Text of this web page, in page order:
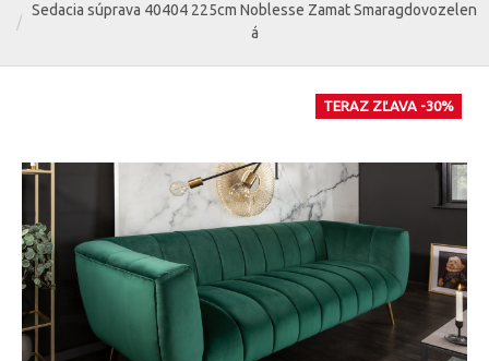
Sedacia súprava 40404 225cm Noblesse Zamat Smaragdovozelen
á
TERAZ ZĽAVA -30%